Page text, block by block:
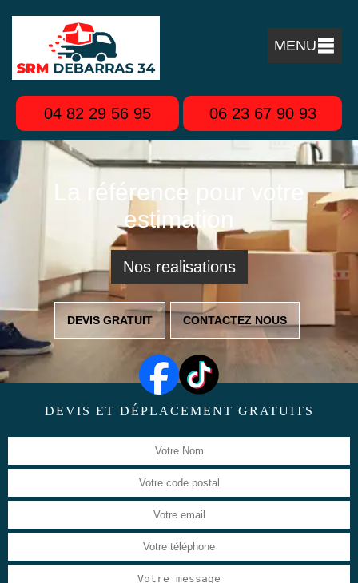
MENU
04 82 29 56 95 06 23 67 90 93
La référence pour votre
estimation
Nos realisations
DEVIS GRATUIT CONTACTEZ NOUS
DEVIS ET DÉPLACEMENT GRATUITS